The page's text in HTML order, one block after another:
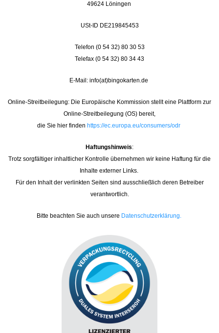
49624 Löningen
USt-ID DE219845453
Telefon (0 54 32) 80 30 53
Telefax (0 54 32) 80 34 43
E-Mail: info(at)bingokarten.de
Online-Streitbeilegung: Die Europäische Kommission stellt eine Plattform zur
Online-Streitbeilegung (OS) bereit,
die Sie hier finden https://ec.europa.eu/consumers/odr
Haftungshinweis:
Trotz sorgfältiger inhaltlicher Kontrolle übernehmen wir keine Haftung für die
Inhalte externer Links.
Für den Inhalt der verlinkten Seiten sind ausschließlich deren Betreiber
verantwortlich.
Bitte beachten Sie auch unsere Datenschutzerklärung.